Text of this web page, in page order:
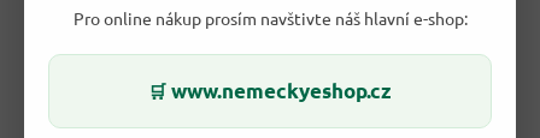
Pro online nákup prosím navštivte náš hlavní e-shop:
🛒 www.nemeckyeshop.cz